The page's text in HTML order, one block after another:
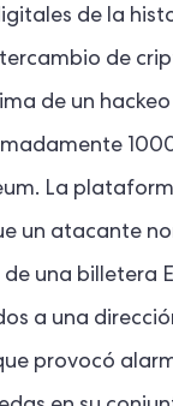
de la
de
de un
La
un atacante
una billetera
a una
provocó